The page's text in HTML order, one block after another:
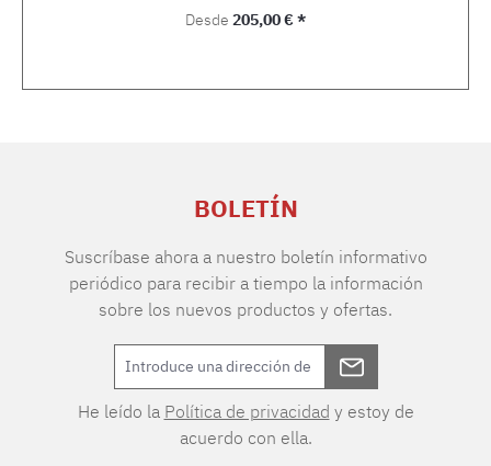
Precio normal:
Desde 205,00 € *
BOLETÍN
Suscríbase ahora a nuestro boletín informativo
periódico para recibir a tiempo la información
sobre los nuevos productos y ofertas.
He leído la Política de privacidad y estoy de
acuerdo con ella.